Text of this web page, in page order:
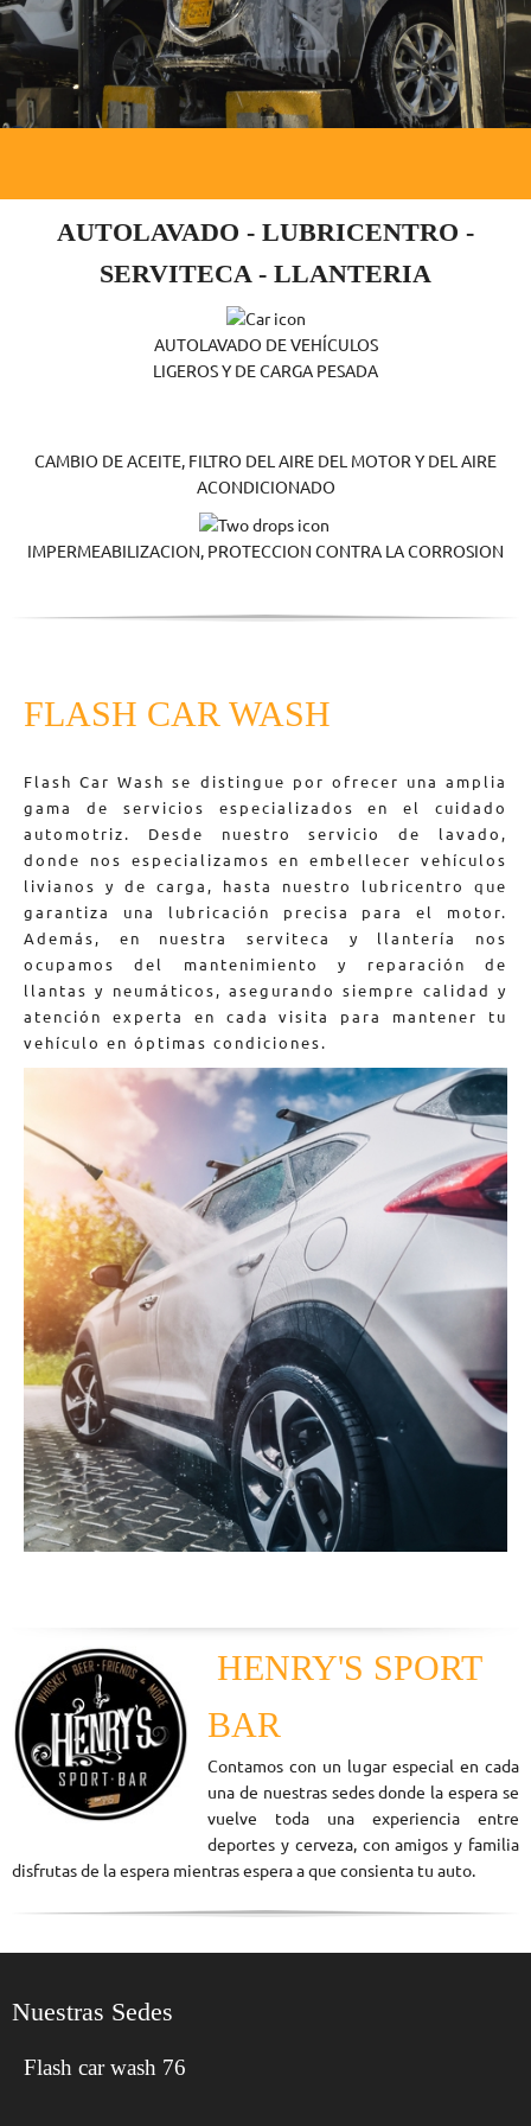
AUTOLAVADO - LUBRICENTRO -
SERVITECA - LLANTERIA
AUTOLAVADO DE VEHÍCULOS
LIGEROS Y DE CARGA PESADA
CAMBIO DE ACEITE, FILTRO DEL AIRE DEL MOTOR Y DEL AIRE
ACONDICIONADO
IMPERMEABILIZACION, PROTECCION CONTRA LA CORROSION
FLASH CAR WASH
Flash Car Wash se distingue por ofrecer una amplia
gama de servicios especializados en el cuidado
automotriz. Desde nuestro servicio de lavado,
donde nos especializamos en embellecer vehículos
livianos y de carga, hasta nuestro lubricentro que
garantiza una lubricación precisa para el motor.
Además, en nuestra serviteca y llantería nos
ocupamos del mantenimiento y reparación de
llantas y neumáticos, asegurando siempre calidad y
atención experta en cada visita para mantener tu
vehículo en óptimas condiciones.
HENRY'S SPORT
BAR
Contamos con un lugar especial en cada
una de nuestras sedes donde la espera se
vuelve toda una experiencia entre
deportes y cerveza, con amigos y familia
disfrutas de la espera mientras espera a que consienta tu auto.
Nuestras Sedes
Flash car wash 76